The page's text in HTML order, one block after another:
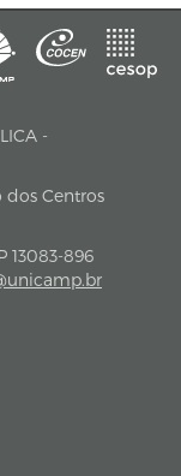
-
dos Centros
13083-896